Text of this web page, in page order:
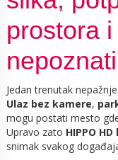
prostora
Jedan trenutak
Ulaz bez kamere,
mogu postati mesto
Upravo zato HIPPO
snimak svakog